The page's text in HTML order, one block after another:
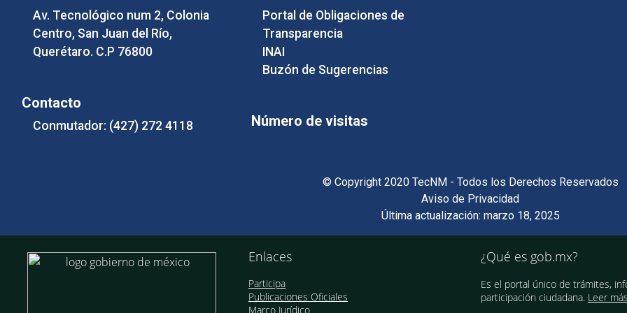
Av. Tecnológico num 2, Colonia
Centro, San Juan del Río,
Querétaro. C.P 76800
Contacto
Conmutador: (427) 272 4118
Portal de Obligaciones de
Transparencia
INAI
Buzón de Sugerencias
Número de visitas
© Copyright 2020 TecNM - Todos los Derechos Reservados
Aviso de Privacidad
Última actualización: marzo 18, 2025
Enlaces
Participa
Publicaciones Oficiales
Marco Jurídico
¿Qué es gob.mx?
Es el portal único de trámites,
participación ciudadana. Leer más